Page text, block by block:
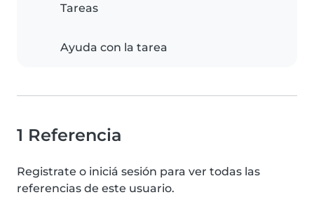
Tareas
Ayuda con la tarea
1 Referencia
Registrate o iniciá sesión para ver todas las
referencias de este usuario.